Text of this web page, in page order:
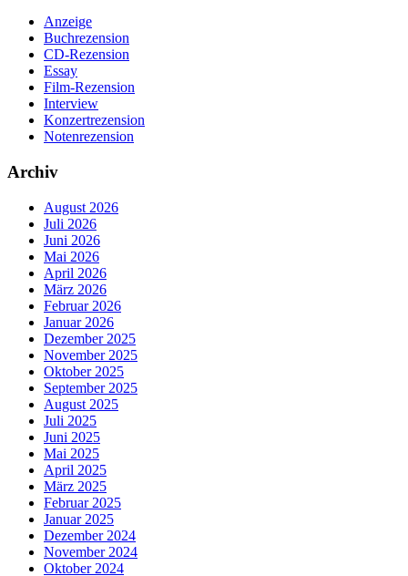
Anzeige
Buchrezension
CD-Rezension
Essay
Film-Rezension
Interview
Konzertrezension
Notenrezension
Archiv
August 2026
Juli 2026
Juni 2026
Mai 2026
April 2026
März 2026
Februar 2026
Januar 2026
Dezember 2025
November 2025
Oktober 2025
September 2025
August 2025
Juli 2025
Juni 2025
Mai 2025
April 2025
März 2025
Februar 2025
Januar 2025
Dezember 2024
November 2024
Oktober 2024